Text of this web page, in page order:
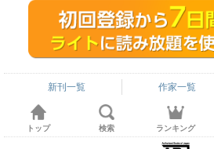
新刊一覧 作家一覧
トップ 検索 ランキング